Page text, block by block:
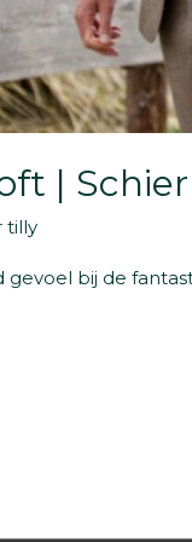
|
tilly
gevoel bij de